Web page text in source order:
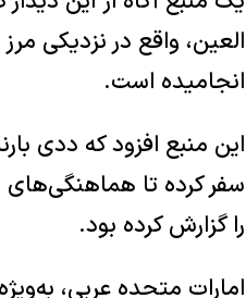
العین، واقع در نزدیکی
انجامیده است.
این منبع افزود که ددی
سفر کرده تا هماهنگی‌های
را گزارش کرده بود.
امارات متحده عربی،